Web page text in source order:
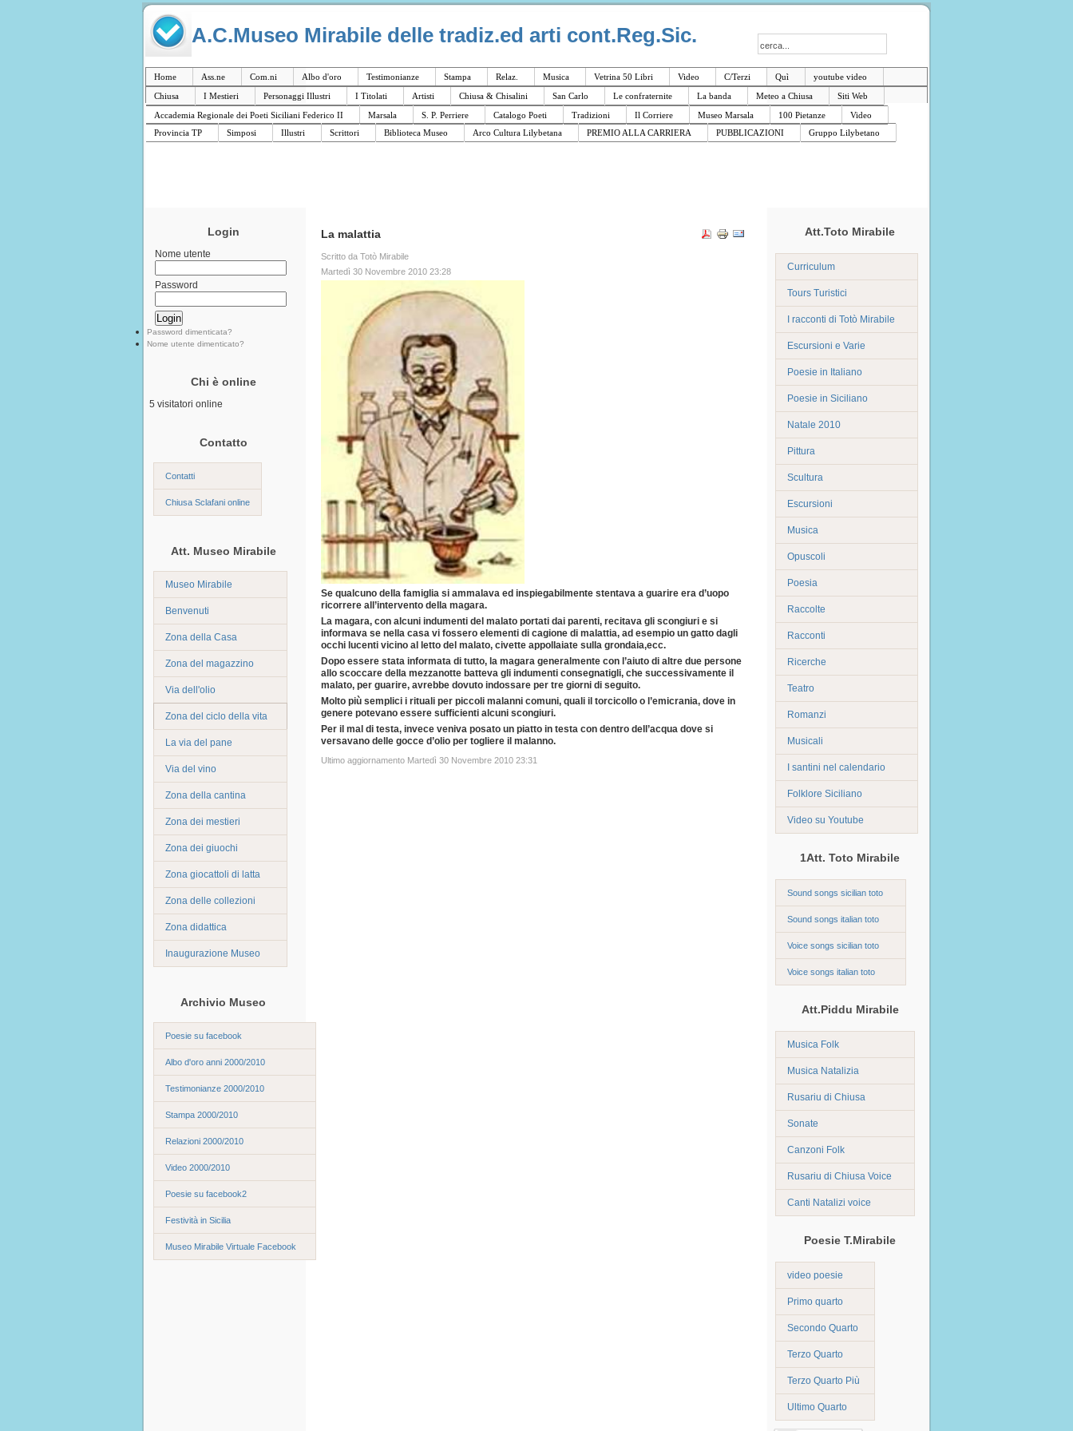
A.C.Museo Mirabile delle tradiz.ed arti cont.Reg.Sic.
Home Ass.ne Com.ni Albo d'oro Testimonianze Stampa Relaz. Musica Vetrina 50 Libri Video C/Terzi Quì
youtube video
Chiusa
I Mestieri Personaggi Illustri I Titolati Artisti Chiusa & Chisalini San Carlo Le confraternite La banda Meteo a Chiusa
Siti Web
Accademia Regionale dei Poeti Siciliani Federico II
Marsala S. P. Perriere Catalogo Poeti Tradizioni Il Corriere Museo Marsala 100 Pietanze
Video
Provincia TP
Simposi Illustri Scrittori Biblioteca Museo Arco Cultura Lilybetana PREMIO ALLA CARRIERA PUBBLICAZIONI Gruppo Lilybetano
Login
Nome utente
Password
Password dimenticata?
Nome utente dimenticato?
Chi è online
5 visitatori online
Contatto
Contatti
Chiusa Sclafani online
Att. Museo Mirabile
Museo Mirabile
Benvenuti
Zona della Casa
Zona del magazzino
Via dell'olio
Zona del ciclo della vita
La via del pane
Via del vino
Zona della cantina
Zona dei mestieri
Zona dei giuochi
Zona giocattoli di latta
Zona delle collezioni
Zona didattica
Inaugurazione Museo
Archivio Museo
Poesie su facebook
Albo d'oro anni 2000/2010
Testimonianze 2000/2010
Stampa 2000/2010
Relazioni 2000/2010
Video 2000/2010
Poesie su facebook2
Festività in Sicilia
Museo Mirabile Virtuale Facebook
La malattia
Scritto da Totò Mirabile
Martedì 30 Novembre 2010 23:28
Se qualcuno della famiglia si ammalava ed inspiegabilmente stentava a guarire era d’uopo
ricorrere all’intervento della magara.
La magara, con alcuni indumenti del malato portati dai parenti, recitava gli scongiuri e si
informava se nella casa vi fossero elementi di cagione di malattia, ad esempio un gatto dagli
occhi lucenti vicino al letto del malato, civette appollaiate sulla grondaia,ecc.
Dopo essere stata informata di tutto, la magara generalmente con l’aiuto di altre due persone
allo scoccare della mezzanotte batteva gli indumenti consegnatigli, che successivamente il
malato, per guarire, avrebbe dovuto indossare per tre giorni di seguito.
Molto più semplici i rituali per piccoli malanni comuni, quali il torcicollo o l’emicrania, dove in
genere potevano essere sufficienti alcuni scongiuri.
Per il mal di testa, invece veniva posato un piatto in testa con dentro dell’acqua dove si
versavano delle gocce d’olio per togliere il malanno.
Ultimo aggiornamento Martedì 30 Novembre 2010 23:31
Att.Toto Mirabile
Curriculum
Tours Turistici
I racconti di Totò Mirabile
Escursioni e Varie
Poesie in Italiano
Poesie in Siciliano
Natale 2010
Pittura
Scultura
Escursioni
Musica
Opuscoli
Poesia
Raccolte
Racconti
Ricerche
Teatro
Romanzi
Musicali
I santini nel calendario
Folklore Siciliano
Video su Youtube
1Att. Toto Mirabile
Sound songs sicilian toto
Sound songs italian toto
Voice songs sicilian toto
Voice songs italian toto
Att.Piddu Mirabile
Musica Folk
Musica Natalizia
Rusariu di Chiusa
Sonate
Canzoni Folk
Rusariu di Chiusa Voice
Canti Natalizi voice
Poesie T.Mirabile
video poesie
Primo quarto
Secondo Quarto
Terzo Quarto
Terzo Quarto Più
Ultimo Quarto